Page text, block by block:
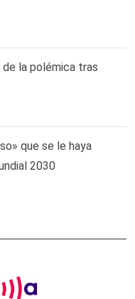
la polémica tras
que se le haya
2030